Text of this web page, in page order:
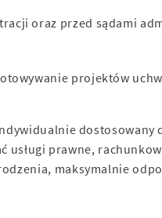
oraz przed sądami
projektów
dostosowany
usługi prawne,
maksymalnie